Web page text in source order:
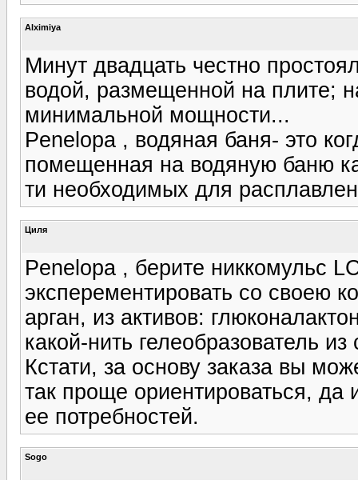
Alximiya
Минут двадцать честно
водой, размещенной на плите;
минимальной мощности...
Penelopa , водяная баня- это
помещенная на водяную баню
ти необходимых для
Циля
Penelopa , берите никкомульс
эксперементировать со своею
арган, из активов:
какой-нить гелеобразователь
Кстати, за основу заказа вы
так проще ориентироваться,
ее потребностей.
Sogo